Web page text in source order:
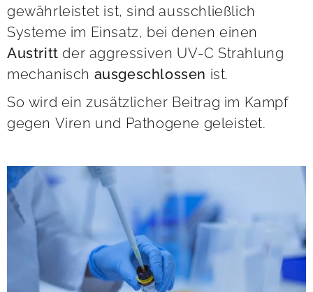
gewährleistet ist, sind ausschließlich
Systeme im Einsatz, bei denen einen
Austritt der aggressiven UV-C Strahlung
mechanisch ausgeschlossen ist.
So wird ein zusätzlicher Beitrag im Kampf
gegen Viren und Pathogene geleistet.